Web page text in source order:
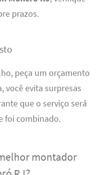
prazos.
peça um orçamento
você evita surpresas
que o serviço será
foi combinado.
montador